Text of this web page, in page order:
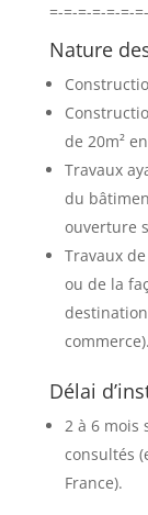
=-=-=-=-=-=-
Nature
de 20m²
Travaux
du
ouverture
Travaux
ou de la
commerce).
Délai
2 à 6 mois
consultés
France).